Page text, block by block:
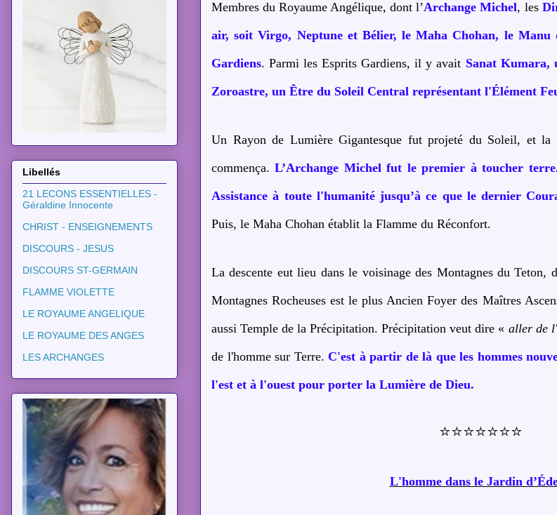
Membres du Royaume Angélique, dont l’Archange Michel, les
air, soit Virgo, Neptune et Bélier, le Maha Chohan, le Manu
Gardiens. Parmi les Esprits Gardiens, il y avait Sanat Kumara,
Zoroastre, un Être du Soleil Central représentant l'Élément
Un Rayon de Lumière Gigantesque fut projeté du Soleil, et la
commença.L’Archange Michel fut le premier à toucher
Assistance à toute l'humanité jusqu’à ce que le dernier
Puis, le Maha Chohan établit la Flamme du Réconfort.
La descente eut lieu dans le voisinage des Montagnes du Teton,
Montagnes Rocheuses est le plus Ancien Foyer des Maîtres
aussi Temple de la Précipitation. Précipitation veut dire « aller de
de l'homme sur Terre. C'est à partir de là que les hommes
l'est et à l'ouest pour porter la Lumière de Dieu.
⭐⭐⭐⭐⭐⭐⭐
L'homme dans le Jardin
Libellés
21 LECONS ESSENTIELLES -
Géraldine Innocente
CHRIST - ENSEIGNEMENTS
DISCOURS - JESUS
DISCOURS ST-GERMAIN
FLAMME VIOLETTE
LE ROYAUME ANGELIQUE
LE ROYAUME DES ANGES
LES ARCHANGES